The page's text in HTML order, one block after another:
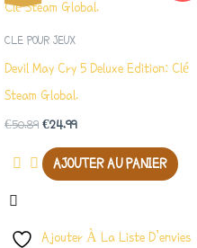
CLE POUR JEUX
Devil May Cry 5 Deluxe Edition: Clé
Steam Global.
€50.89
Initial
€50.89.
€24.99
Actuel
AJOUTER AU PANIER
Ajouter À La Liste D’envies